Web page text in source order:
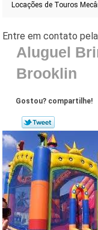
Locações de Touros
Aluguel
Brooklin
Gostou? compartilhe!